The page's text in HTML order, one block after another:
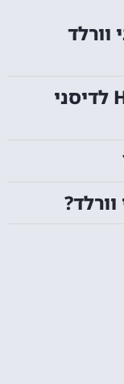
וורלד
האם כדאי לרכוש Hopper לדיסני